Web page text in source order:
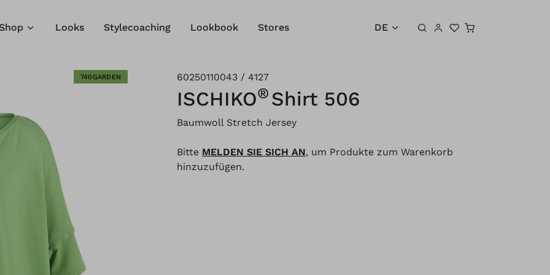
Warenkorb
Shop Looks Stylecoaching Lookbook Stores DE
740GARDEN 60250110043 / 4127
ISCHIKO® Shirt 506
Baumwoll Stretch Jersey
Bitte MELDEN SIE SICH AN, um Produkte zum Warenkorb
hinzuzufügen.